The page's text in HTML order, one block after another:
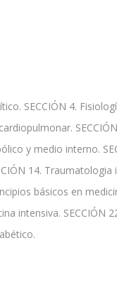
SECCIÓN 4.
y medio interno.
14. Traumatologia
básicos en
intensiva.